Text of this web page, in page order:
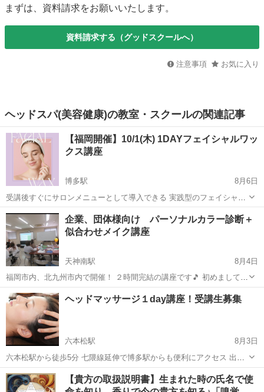
まずは、資料請求をお願いいたします。
資料請求する（グッドスクールへ）
注意事項 お気に入り
ヘッドスパ(美容健康)の教室・スクールの関連記事
【福岡開催】10/1(木) 1DAYフェイシャルワッ
クス講座
博多駅
8月6日
受講後すぐにサロンメニューとして導入できる 実践型のフェイシャル
ワックス講座を開催します🫧 お顔の産毛や古い角質をやさしく取り除
き、 お肌を明るく、なめらかな印象へ導く フェイシャルワックス。
施術後の...
福岡 福岡市 博多駅 スキンケア
企業、団体様向け パーソナルカラー診断＋
似合わせメイク講座
天神南駅
8月4日
福岡市内、北九州市内で開催！ ２時間完結の講座です🎵 初めまして✨
Freedom代表のMiyukiです☺️ 主に企業や様々なグループに対して 色々
と講座を開催しています✨✨ こんな団体におすすめです♪⬇️ ✅イベン
ト...
福岡 福岡市 天神南駅 その他 パーソナルカラー
ヘッドマッサージ１day講座！受講生募集
六本松駅
8月3日
六本松駅から徒歩5分 七隈線延伸で博多駅からも便利にアクセス 出来
るようになりました ★★ハレホオラで人気のヘッドマッサージを１日
で取得出来ます★★ ストレス・快眠・頭痛・眼精疲労・首こり...
福岡 福岡市 六本松駅 マッサージ
【貴方の取扱説明書】生まれた時の氏名で使